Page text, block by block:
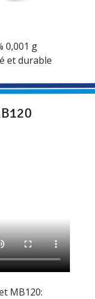
0,001 g
et durable
MB120: